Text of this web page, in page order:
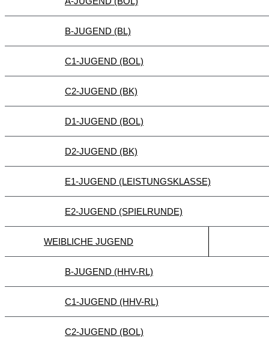
B-JUGEND (BL)
C1-JUGEND (BOL)
C2-JUGEND (BK)
D1-JUGEND (BOL)
D2-JUGEND (BK)
E1-JUGEND (LEISTUNGSKLASSE)
E2-JUGEND (SPIELRUNDE)
WEIBLICHE JUGEND
B-JUGEND (HHV-RL)
C1-JUGEND (HHV-RL)
C2-JUGEND (BOL)